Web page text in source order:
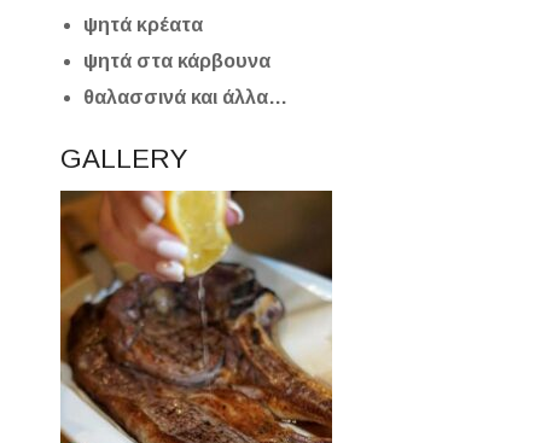
ψητά κρέατα
ψητά στα κάρβουνα
θαλασσινά και άλλα…
GALLERY